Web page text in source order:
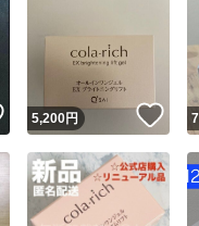
Yahoo!フリマが定めた一定
安心取引出品者
いいね！
5,200円 い